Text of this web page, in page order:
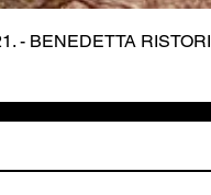
- BENEDETTA RISTORI